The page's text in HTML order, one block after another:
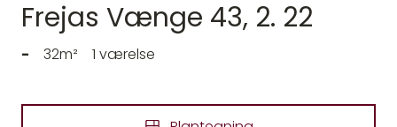
Frejas Vænge 43, 2. 22
- 32m² 1 værelse